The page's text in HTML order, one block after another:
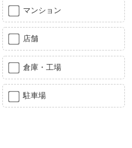
マンション
店舗
倉庫・工場
駐車場